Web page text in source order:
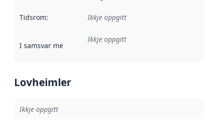
Tidsrom: Ikkje oppgitt
I samsvar med Referanse til ei implementeringsregel eller
Ikkje oppgitt
Lovheimler
Ikkje oppgitt